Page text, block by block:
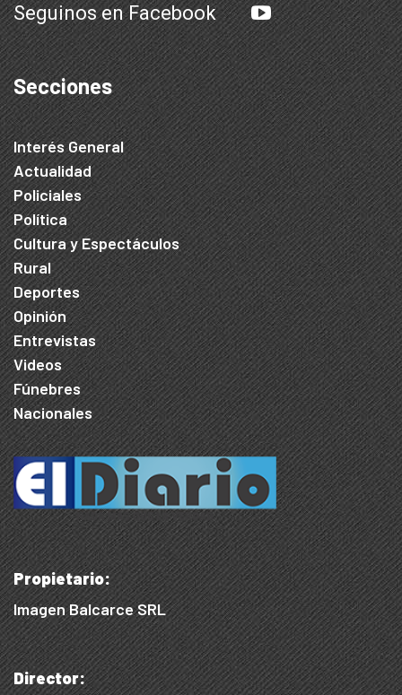
Seguinos en Facebook
Secciones
Interés General
Actualidad
Policiales
Política
Cultura y Espectáculos
Rural
Deportes
Opinión
Entrevistas
Videos
Fúnebres
Nacionales
Propietario:
Imagen Balcarce SRL
Director: